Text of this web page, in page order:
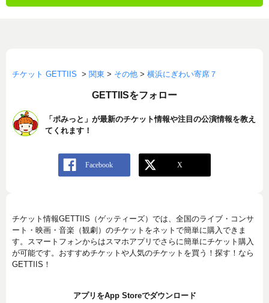
チケット GETTIIS > 関東 > その他 > 横浜にぎわい寄席７
GETTIISをフォロー
「ポみっと」が最新のチケット情報や注目の公演情報を教え
てくれます！
チケット情報GETTIIS（ゲッティーズ）では、全国のライブ・コンサ
ート・映画・音楽（観劇）のチケットをネットで簡単に購入できま
す。スマートフォンからはスマホアプリでさらに簡単にチケット購入
が可能です。おすすめチケットや人気のチケットを買う！探す！なら
GETTIIS！
アプリをApp Storeでダウンロード